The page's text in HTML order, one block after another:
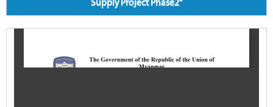
Supply Project Phase2“